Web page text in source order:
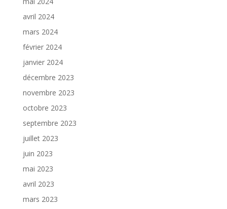
avril 2024
mars 2024
février 2024
janvier 2024
décembre 2023
novembre 2023
octobre 2023
septembre 2023
juillet 2023
juin 2023
mai 2023
avril 2023
mars 2023